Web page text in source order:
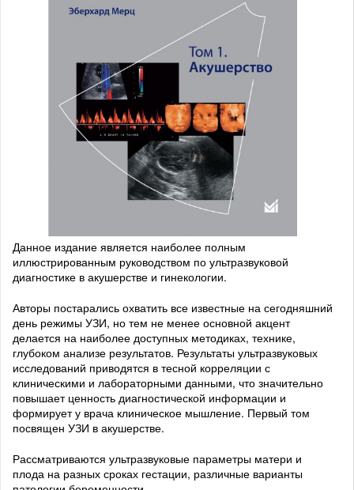
Данное издание является наиболее полным
иллюстрированным руководством по ультразвуковой
диагностике в акушерстве и гинекологии.
Авторы постарались охватить все известные на сегодняшний
день режимы УЗИ, но тем не менее основной акцент
делается на наиболее доступных методиках, технике,
глубоком анализе результатов. Результаты ультразвуковых
исследований приводятся в тесной корреляции с
клиническими и лабораторными данными, что значительно
повышает ценность диагностической информации и
формирует у врача клиническое мышление. Первый том
посвящен УЗИ в акушерстве.
Рассматриваются ультразвуковые параметры матери и
плода на разных сроках гестации, различные варианты